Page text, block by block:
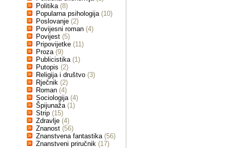
Politika (8)
Popularna psihologija (10)
Poslovanje (2)
Povijesni roman (4)
Povijest (5)
Pripovijetke (11)
Proza (9)
Publicistika (1)
Putopis (2)
Religija i društvo (3)
Rječnik (2)
Roman (4)
Sociologija (4)
Špijunaža (1)
Strip (15)
Zdravlje (4)
Znanost (56)
Znanstvena fantastika (56)
Znanstveni priručnik (17)